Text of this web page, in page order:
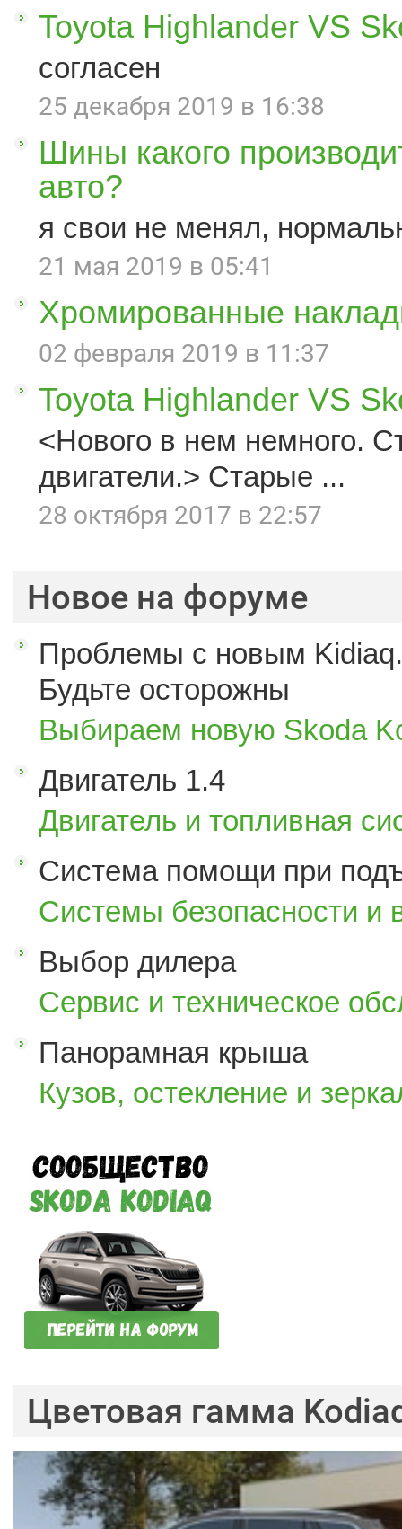
Toyota Highlander VS
согласен
25 декабря 2019 в 16:38
Шины какого
авто?
я свои не менял,
21 мая 2019 в 05:41
Хромированные
02 февраля 2019 в 11:37
Toyota Highlander VS
<Нового в нем немного.
двигатели.> Старые ...
28 октября 2017 в 22:57
Новое на форуме
Проблемы с новым
Будьте осторожны
Выбираем новую Skoda
Двигатель 1.4
Двигатель и топливная
Система помощи при
Системы безопасности и
Выбор дилера
Сервис и техническое
Панорамная крыша
Кузов, остекление и
Цветовая гамма